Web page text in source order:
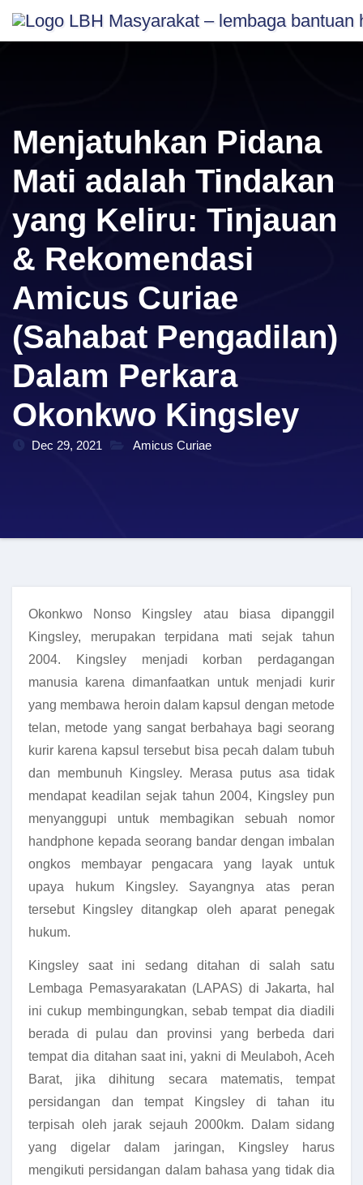
content
Skip
Menjatuhkan Pidana
Mati adalah Tindakan
yang Keliru: Tinjauan
& Rekomendasi
Amicus Curiae
(Sahabat Pengadilan)
Dalam Perkara
Okonkwo Kingsley
Dec 29, 2021 Amicus Curiae
Okonkwo Nonso Kingsley atau biasa dipanggil
Kingsley, merupakan terpidana mati sejak tahun
2004. Kingsley menjadi korban perdagangan
manusia karena dimanfaatkan untuk menjadi kurir
yang membawa heroin dalam kapsul dengan metode
telan, metode yang sangat berbahaya bagi seorang
kurir karena kapsul tersebut bisa pecah dalam tubuh
dan membunuh Kingsley. Merasa putus asa tidak
mendapat keadilan sejak tahun 2004, Kingsley pun
menyanggupi untuk membagikan sebuah nomor
handphone kepada seorang bandar dengan imbalan
ongkos membayar pengacara yang layak untuk
upaya hukum Kingsley. Sayangnya atas peran
tersebut Kingsley ditangkap oleh aparat penegak
hukum.
Kingsley saat ini sedang ditahan di salah satu
Lembaga Pemasyarakatan (LAPAS) di Jakarta, hal
ini cukup membingungkan, sebab tempat dia diadili
berada di pulau dan provinsi yang berbeda dari
tempat dia ditahan saat ini, yakni di Meulaboh, Aceh
Barat, jika dihitung secara matematis, tempat
persidangan dan tempat Kingsley di tahan itu
terpisah oleh jarak sejauh 2000km. Dalam sidang
yang digelar dalam jaringan, Kingsley harus
mengikuti persidangan dalam bahasa yang tidak dia